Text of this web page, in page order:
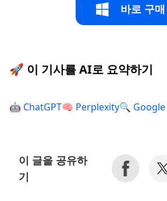
바로 구매
🚀 이 기사를 AI로 요약하기
🤖 ChatGPT🧠 Perplexity🔍
이 글을 공유하
기